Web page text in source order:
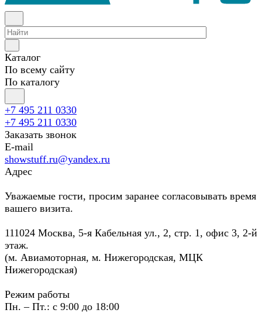
Каталог
По всему сайту
По каталогу
+7 495 211 0330
+7 495 211 0330
Заказать звонок
E-mail
showstuff.ru@yandex.ru
Адрес
Уважаемые гости, просим заранее согласовывать время
вашего визита.
111024 Москва, 5-я Кабельная ул., 2, стр. 1, офис 3, 2-й
этаж.
(м. Авиамоторная, м. Нижегородская, МЦК
Нижегородская)
Режим работы
Пн. – Пт.: с 9:00 до 18:00